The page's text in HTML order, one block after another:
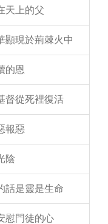
天上的父
顯現於荊棘火中
的恩
督從死裡復活
報惡
陰
話是靈是生命
慰門徒的心